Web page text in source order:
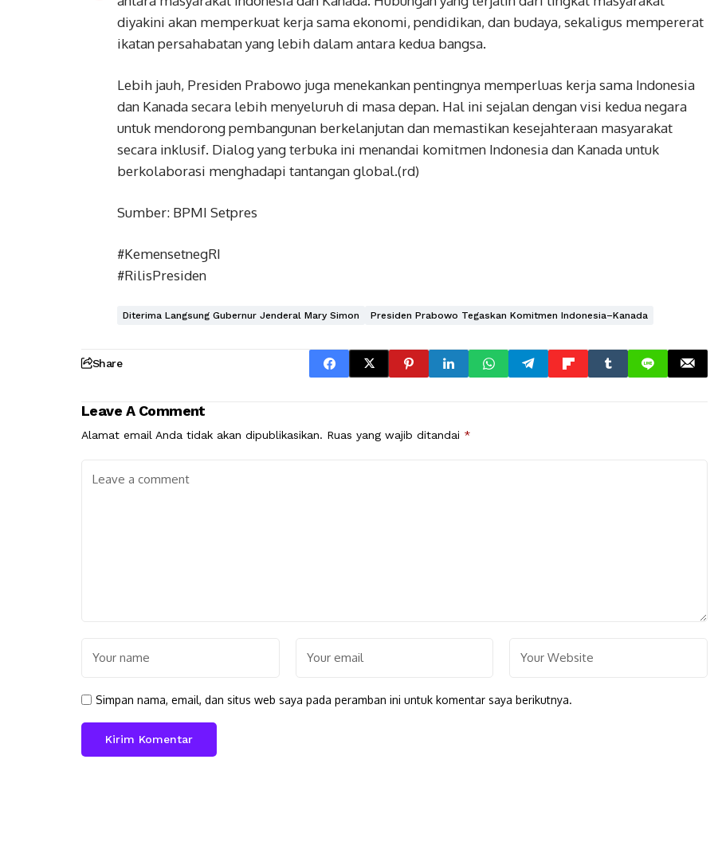
diyakini akan memperkuat kerja sama ekonomi, pendidikan, dan budaya, sekaligus mempererat
ikatan persahabatan yang lebih dalam antara kedua bangsa.
Lebih jauh, Presiden Prabowo juga menekankan pentingnya memperluas kerja sama Indonesia
dan Kanada secara lebih menyeluruh di masa depan. Hal ini sejalan dengan visi kedua negara
untuk mendorong pembangunan berkelanjutan dan memastikan kesejahteraan masyarakat
secara inklusif. Dialog yang terbuka ini menandai komitmen Indonesia dan Kanada untuk
berkolaborasi menghadapi tantangan global.(rd)
Sumber: BPMI Setpres
#KemensetnegRI
#RilisPresiden
Diterima Langsung Gubernur Jenderal Mary Simon Presiden Prabowo Tegaskan Komitmen Indonesia–Kanada
Share
Leave A Comment
Alamat email Anda tidak akan dipublikasikan. Ruas yang wajib ditandai *
Simpan nama, email, dan situs web saya pada peramban ini untuk komentar saya berikutnya.